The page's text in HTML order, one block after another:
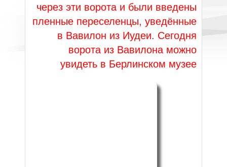
через эти ворота и были введены
пленные переселенцы, уведённые
в Вавилон из Иудеи. Сегодня
ворота из Вавилона можно
увидеть в Берлинском музее